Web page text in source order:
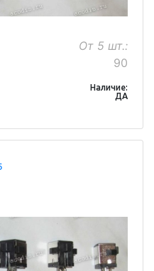
От 5 шт.:
90
Наличие:
ДА